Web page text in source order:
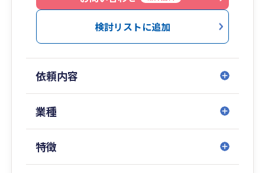
私たちは、お客様の良き理解者として、数字と経
営の両面から未来を支える「社外重役」であり続
地域と共に、そしてお客様と共に成長していける
存在でありたい——
それが、私たち内田会計グループの想いです。
検討リストに追加
依頼内容
業種
特徴